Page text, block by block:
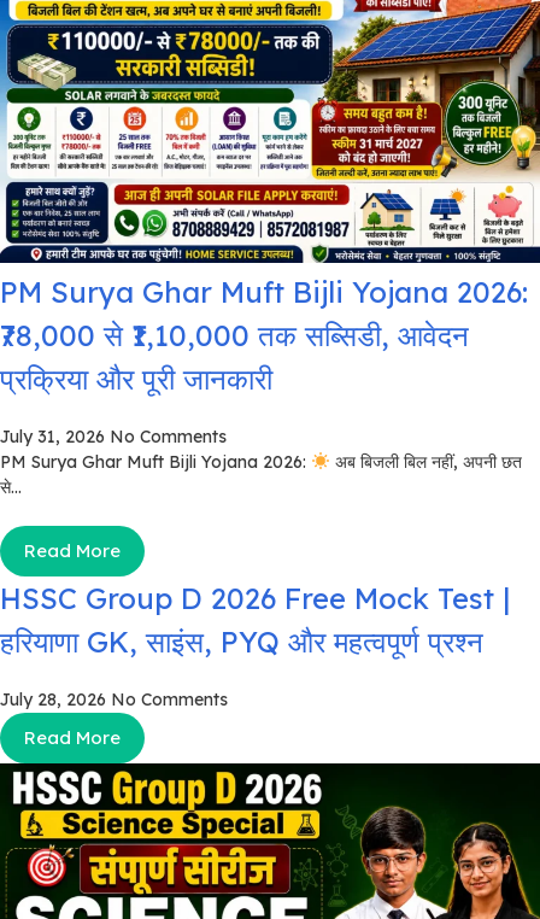
PM Surya Ghar Muft Bijli Yojana 2026:
₹78,000 से ₹1,10,000 तक सब्सिडी, आवेदन
प्रक्रिया और पूरी जानकारी
July 31, 2026 No Comments
PM Surya Ghar Muft Bijli Yojana 2026:
अब बिजली बिल नहीं, अपनी छत
से...
Read More
HSSC Group D 2026 Free Mock Test |
हरियाणा GK, साइंस, PYQ और महत्वपूर्ण प्रश्न
July 28, 2026 No Comments
Read More